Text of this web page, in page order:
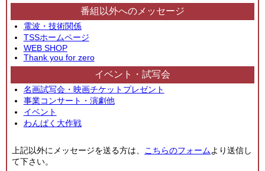
番組以外へのメッセージ
電波・技術関係
TSSホームページ
WEB SHOP
Thank you for zero
イベント・試写会
名画試写会・映画チケットプレゼント
事業コンサート・演劇他
イベント
わんぱく大作戦
上記以外にメッセージを送る方は、 こちらのフォームより送信し
て下さい。